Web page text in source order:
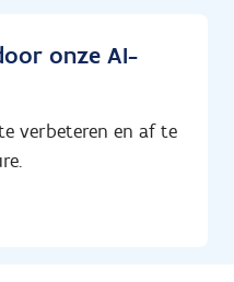
onze AI-
verbeteren en af te